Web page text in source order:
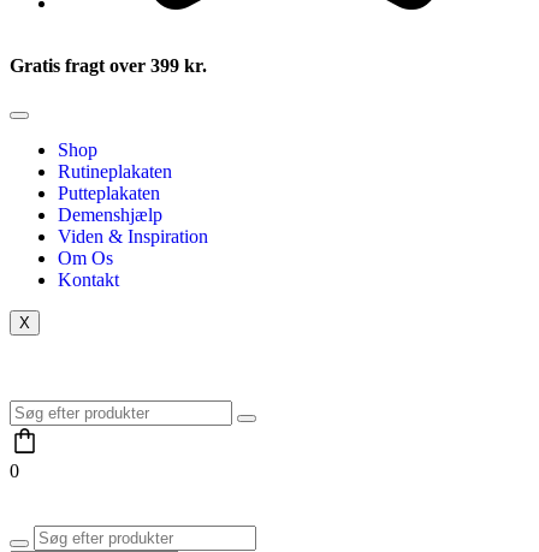
Gratis fragt over 399 kr.
Shop
Rutineplakaten
Putteplakaten
Demenshjælp
Viden & Inspiration
Om Os
Kontakt
X
0